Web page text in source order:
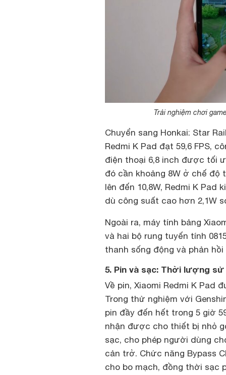
Trải nghiệm chơi
Chuyển sang Honkai: Star
Redmi K Pad đạt 59,6 FPS,
điện thoại 6,8 inch được tối
đó cần khoảng 8W ở chế độ
lên đến 10,8W, Redmi K Pad
dù công suất cao hơn 2,1W
Ngoài ra, máy tính bảng
và hai bộ rung tuyến tính
thanh sống động và phản
5. Pin và sạc: Thời lượng
Về pin, Xiaomi Redmi K Pad
Trong thử nghiệm với
pin đầy đến hết trong 5 giờ
nhận được cho thiết bị nhỏ
sạc, cho phép người dùng
cản trở. Chức năng Bypass
cho bo mạch, đồng thời sạc